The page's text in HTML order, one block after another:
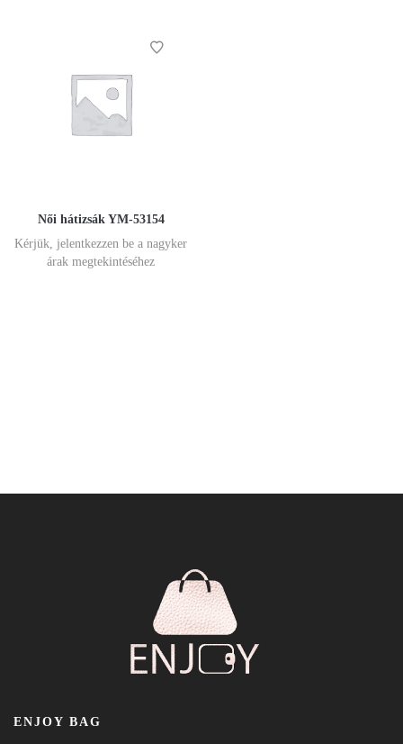
Női hátizsák YM-53154
Kérjük, jelentkezzen be a nagyker
árak megtekintéséhez
ENJOY BAG